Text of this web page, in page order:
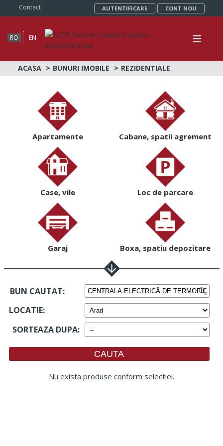
Contact AUTENTIFICARE CONT NOU
RO EN
ACASA BUNURI IMOBILE REZIDENTIALE
Apartamente Cabane, spatii agrement
Case, vile Loc de parcare
Garaj Boxa, spatiu depozitare
BUN CAUTAT:
LOCATIE:
SORTEAZA DUPA:
Nu exista produse conform selectiei.